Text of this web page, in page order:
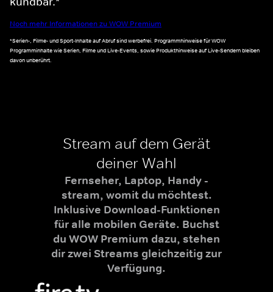
Noch mehr Informationen zu WOW Premium
*Serien-, Filme- und Sport-Inhalte auf Abruf sind werbefrei. Programmhinweise für WOW
Programminhalte wie Serien, Filme und Live-Events, sowie Produkthinweise auf Live-Sendern bleiben
davon unberührt.
Stream auf dem Gerät
deiner Wahl
Fernseher, Laptop, Handy -
stream, womit du möchtest.
Inklusive Download-Funktionen
für alle mobilen Geräte. Buchst
du WOW Premium dazu, stehen
dir zwei Streams gleichzeitig zur
Verfügung.